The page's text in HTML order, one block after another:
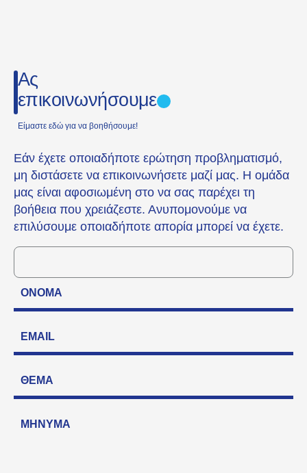
Ας
επικοινωνήσουμε
Είμαστε εδώ για να βοηθήσουμε!
Εάν έχετε οποιαδήποτε ερώτηση προβληματισμό,
μη διστάσετε να επικοινωνήσετε μαζί μας. Η ομάδα
μας είναι αφοσιωμένη στο να σας παρέχει τη
βοήθεια που χρειάζεστε. Ανυπομονούμε να
επιλύσουμε οποιαδήποτε απορία μπορεί να έχετε.